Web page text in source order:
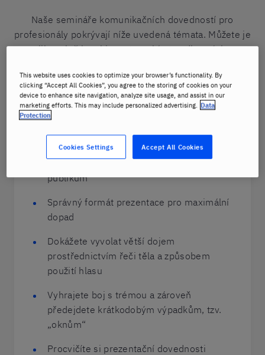
Naše semináře komunikačních dovedností pro
profesionály pokrývají níže uvedená témata. Můžete je
libovolně kombinovat a vybírat podle svých
Úspěšné mezinárodní prezentace
Buďte připraveni - vytvoříte strukturované
prezentace zacílené přímo na právě vaše
publikum
Správný formát prezentace pro maximální
dopad
Dokážete vyvolat větší dojem
prostřednictvím řeči těla a způsobem
použití hlasu
Vyhrajete boj s trémou a zároveň
předejdete krátkodobým výpadkům, tzv.
„oknům“
Procvičíte si prezentační dovednosti
This website uses cookies to optimize your browser’s functionality. By
clicking “Accept All Cookies”, you agree to the storing of cookies on your
device to enhance site navigation, analyze site usage, and assist in our
marketing efforts. This may include personalized advertising. Data
Protection
Accept All Cookies
Cookies Settings